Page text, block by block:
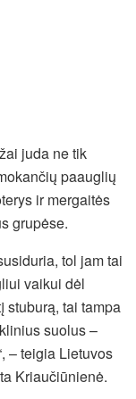
juda ne tik
paauglių
ir mergaitės
grupėse.
tol jam tai
vaikui dėl
stuburą, tai tampa
suolus –
– teigia Lietuvos
Kriaučiūnienė.